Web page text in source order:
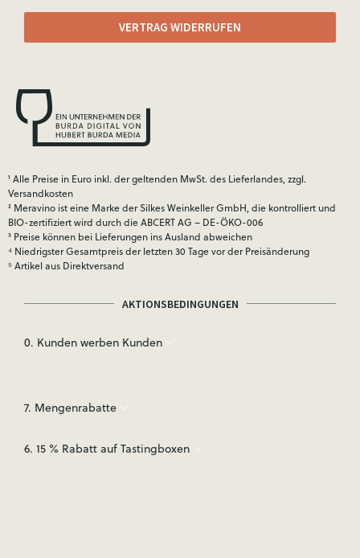
VERTRAG WIDERRUFEN
¹ Alle Preise in Euro inkl. der geltenden MwSt. des Lieferlandes, zzgl.
Versandkosten
² Meravino ist eine Marke der Silkes Weinkeller GmbH, die kontrolliert und
BIO-zertifiziert wird durch die ABCERT AG – DE-ÖKO-006
³ Preise können bei Lieferungen ins Ausland abweichen
⁴ Niedrigster Gesamtpreis der letzten 30 Tage vor der Preisänderung
⁵ Artikel aus Direktversand
AKTIONSBEDINGUNGEN
0. Kunden werben Kunden
7. Mengenrabatte
6. 15 % Rabatt auf Tastingboxen